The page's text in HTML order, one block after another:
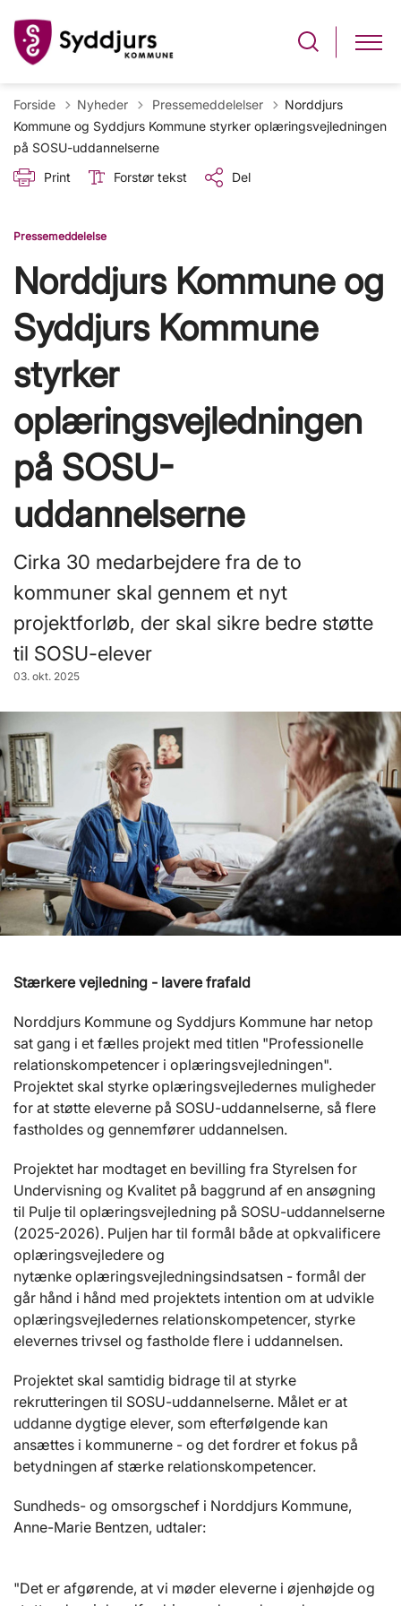
Forside Nyheder Tilbage til
Pressemeddelelser
Norddjurs
Kommune og Syddjurs Kommune styrker oplæringsvejledningen
på SOSU-uddannelserne
Print
Forstør tekst Del
Pressemeddelelse
Norddjurs Kommune og
Syddjurs Kommune
styrker
oplæringsvejledningen
på SOSU-
uddannelserne
Cirka 30 medarbejdere fra de to
kommuner skal gennem et nyt
projektforløb, der skal sikre bedre støtte
til SOSU-elever
03. okt. 2025
Stærkere vejledning - lavere frafald
Norddjurs Kommune og Syddjurs Kommune har netop
sat gang i et fælles projekt med titlen "Professionelle
relationskompetencer i oplæringsvejledningen".
Projektet skal styrke oplæringsvejledernes muligheder
for at støtte eleverne på SOSU-uddannelserne, så flere
fastholdes og gennemfører uddannelsen.
Projektet har modtaget en bevilling fra Styrelsen for
Undervisning og Kvalitet på baggrund af en ansøgning
til Pulje til oplæringsvejledning på SOSU-uddannelserne
(2025-2026). Puljen har til formål både at opkvalificere
oplæringsvejledere og
nytænke oplæringsvejledningsindsatsen - formål der
går hånd i hånd med projektets intention om at udvikle
oplæringsvejledernes relationskompetencer, styrke
elevernes trivsel og fastholde flere i uddannelsen.
Projektet skal samtidig bidrage til at styrke
rekrutteringen til SOSU-uddannelserne. Målet er at
uddanne dygtige elever, som efterfølgende kan
ansættes i kommunerne - og det fordrer et fokus på
betydningen af stærke relationskompetencer.
Sundheds- og omsorgschef i Norddjurs Kommune,
Anne-Marie Bentzen, udtaler:
"Det er afgørende, at vi møder eleverne i øjenhøjde og